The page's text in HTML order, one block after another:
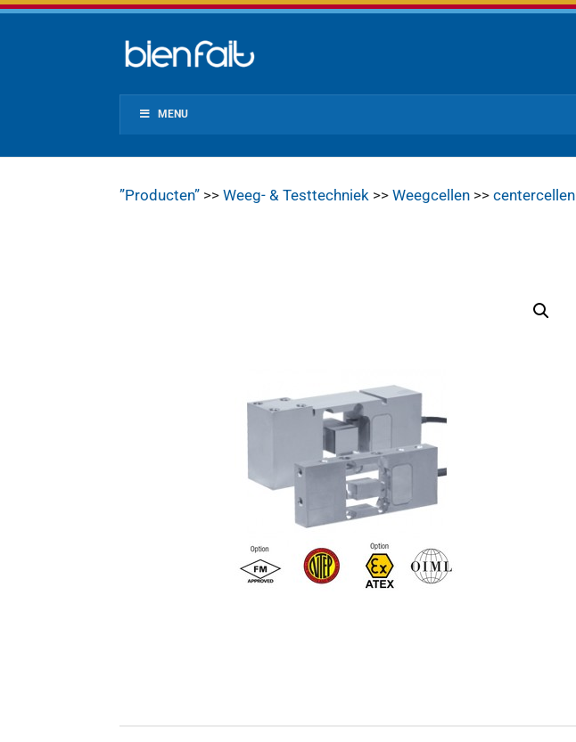
MENU
”Producten” >>Weeg- & Testtechniek >>Weegcellen >>centercellen